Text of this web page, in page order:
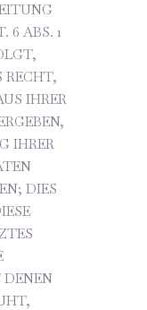
6 ABS. 1
RECHT,
IHRER
IHRER
DIES
DENEN